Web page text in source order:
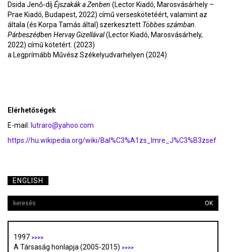
Dsida Jenő-díj Éjszakák a Zenben (Lector Kiadó, Marosvásárhely –
Prae Kiadó, Budapest, 2022) című verseskötetéért, valamint az
általa (és Korpa Tamás által) szerkesztett Többes számban.
Párbeszédben Hervay Gizellával(Lector Kiadó, Marosvásárhely,
2022) című kötetért. (2023)
a Legprímább Művész Székelyudvarhelyen (2024)
Elérhetőségek
E-mail: lutraro@yahoo.com
https://hu.wikipedia.org/wiki/Bal%C3%A1zs_Imre_J%C3%B3zsef
ENGLISH
OK
1997 >>>>
A Társaság honlapja (2005-2015) >>>>